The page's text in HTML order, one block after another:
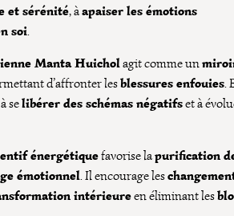
et sérénité, àapaiser les émotions
soi.
Manta Huicholagit comme un
d’affronter lesblessures enfouies.
selibérer des schémas négatifset à
énergétiquefavorise lapurification
émotionnel. Il encourage les
intérieureen éliminant les